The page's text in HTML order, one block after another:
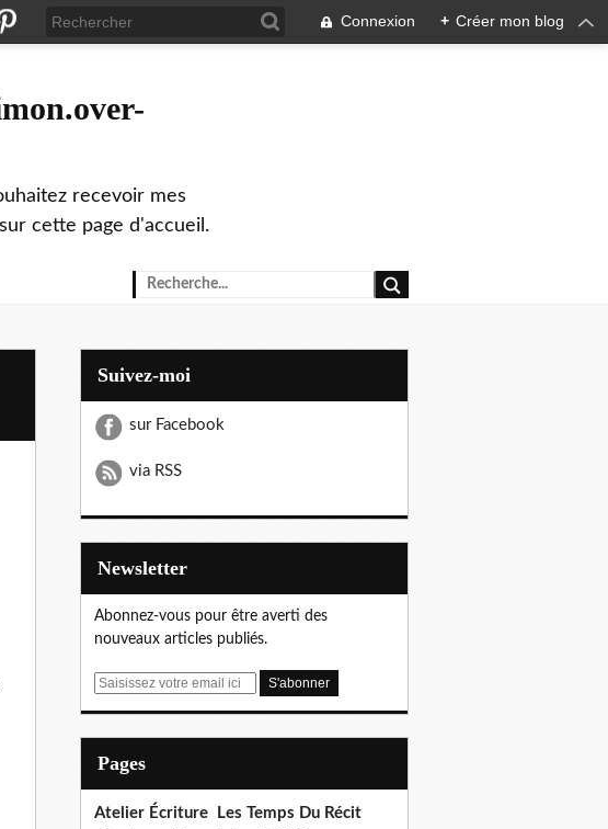
Connexion + Créer mon blog
recevoir mes
cette page d'accueil.
Suivez-moi
sur Facebook
via RSS
Newsletter
Abonnez-vous pour être averti des
nouveaux articles publiés.
E
Pages
Atelier Écriture Les Temps Du Récit